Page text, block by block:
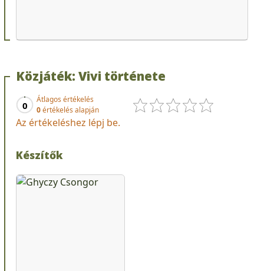
Közjáték: Vivi története
0
Átlagos értékelés
0értékelés alapján
Az értékeléshez lépj be.
Készítők